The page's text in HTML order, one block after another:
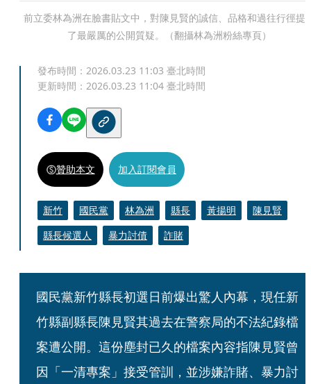
前立委林為洲在臉書貼文中，對陳見賢的誠信、品格和過往行徑提
了最嚴厲的公開質疑。（翻攝林為洲粉絲專頁）
發布時間： 2026.03.23 11:03 臺北時間
更新時間： 2026.03.23 11:04 臺北時間
贊助本文 加入訂閱會員
新竹 國民黨 林為洲 縣長 黃揚明
陳見賢
縣長候選人
暴力討債 詐賭
國民黨新竹縣長初選日前爆出驚人內幕，現任新
竹縣副縣長陳見賢其過去在警察局的不法紀錄檔
案遭公開。這份塵封已久的檔案內容指陳見賢曾
因「一清專案」接受管訓，並涉嫌詐賭、暴力討